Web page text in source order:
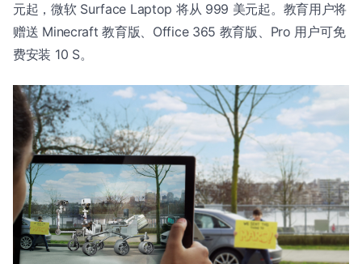
元起，微软 Surface Laptop 将从 999 美元起。教育用户将
赠送 Minecraft 教育版、Office 365 教育版、Pro 用户可免
费安装 10 S。